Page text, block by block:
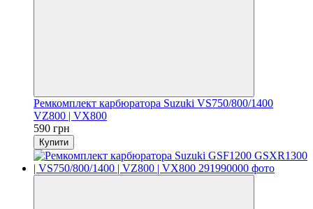
Ремкомплект карбюратора Suzuki VS750/800/1400
VZ800 | VX800
590 грн
Купити